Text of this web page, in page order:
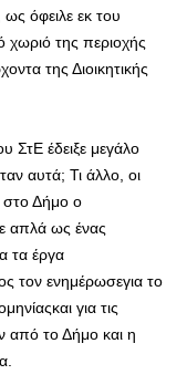
όφειλε εκ του
χωριό της περιοχής
της Διοικητικής
ΣτΕ έδειξε μεγάλο
αυτά; Τι άλλο, οι
στο Δήμο ο
απλά ως ένας
τα έργα
τον ενημέρωσεγια το
για τις
από το Δήμο και η